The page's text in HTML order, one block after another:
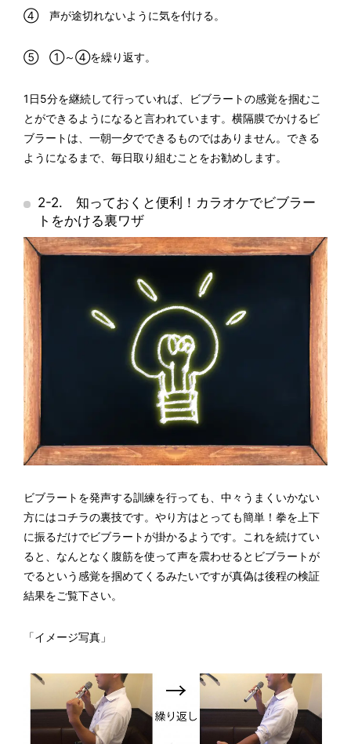
④ 声が途切れないように気を付ける。
⑤ ①～④を繰り返す。
1日5分を継続して行っていれば、ビブラートの感覚を掴むこ
とができるようになると言われています。横隔膜でかけるビ
ブラートは、一朝一夕でできるものではありません。できる
ようになるまで、毎日取り組むことをお勧めします。
2-2. 知っておくと便利！カラオケでビブラー
トをかける裏ワザ
ビブラートを発声する訓練を行っても、中々うまくいかない
方にはコチラの裏技です。やり方はとっても簡単！拳を上下
に振るだけでビブラートが掛かるようです。これを続けてい
ると、なんとなく腹筋を使って声を震わせるとビブラートが
でるという感覚を掴めてくるみたいですが真偽は後程の検証
結果をご覧下さい。
「イメージ写真」